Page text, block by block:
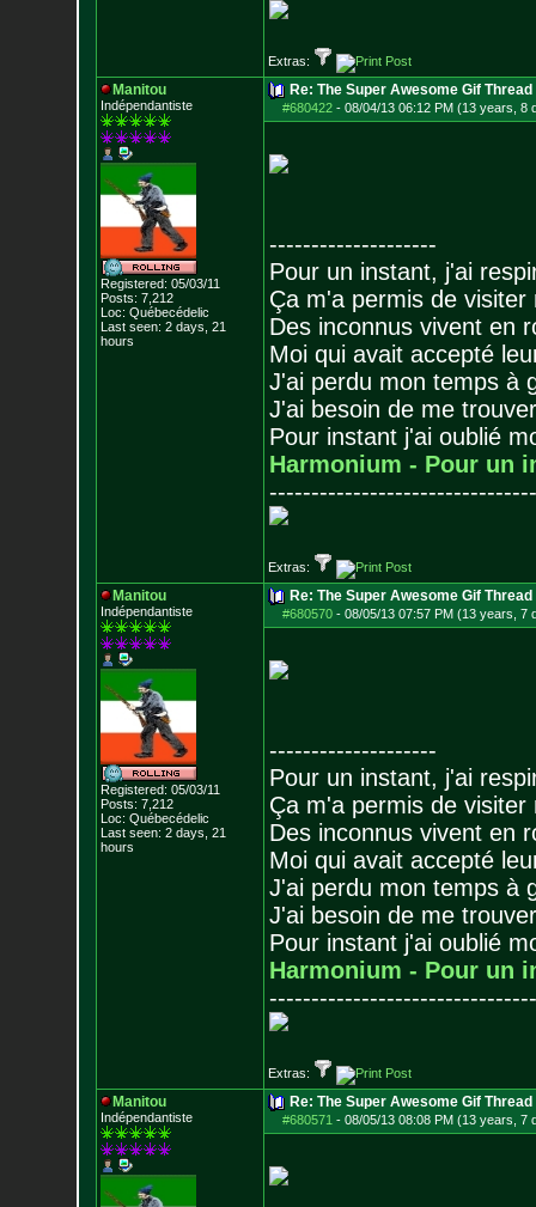
Extras:
Manitou
Indépendantiste
Registered: 05/03/11
Posts: 7,212
Loc: Québecédelic
Last seen: 2 days, 21
hours
Re: The Super Awesome Gif Thread
#680422- 08/04/13 06:12 PM (13 years, 8
--------------------
Pour un instant, j'ai
Ça m'a permis de visiter
Des inconnus vivent en
Moi qui avait accepté
J'ai perdu mon temps à
J'ai besoin de me
Pour instant j'ai oublié
Harmonium - Pour un
--------------------------------
Extras:
Manitou
Indépendantiste
Registered: 05/03/11
Posts: 7,212
Loc: Québecédelic
Last seen: 2 days, 21
hours
Re: The Super Awesome Gif Thread
#680570- 08/05/13 07:57 PM (13 years, 7
--------------------
Pour un instant, j'ai
Ça m'a permis de visiter
Des inconnus vivent en
Moi qui avait accepté
J'ai perdu mon temps à
J'ai besoin de me
Pour instant j'ai oublié
Harmonium - Pour un
--------------------------------
Extras:
Manitou
Indépendantiste
Re: The Super Awesome Gif Thread
#680571 - 08/05/13 08:08 PM (13 years, 7